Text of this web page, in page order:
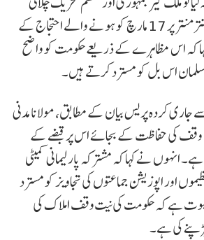
جائے گی۔ نئی دہلی کے جنتر منتر پر 17 مارچ کو ہونے والے احتجاج کے
کہ اس مظاہرے کے ذریعے حکومت کو واضح
اس بل کو مسترد کرتے ہیں۔
جاری کردہ پریس بیان کے مطابق، مولانا مدنی
وقف کی حفاظت کے بجائے اس پر قبضے کے
انہوں نے کہا کہ مشترکہ پارلیمانی کمیٹی
اور اپوزیشن جماعتوں کی تجاویز کو مسترد
ثبوت ہے کہ حکومت کی نیت وقف املاک کی
کی ہے۔